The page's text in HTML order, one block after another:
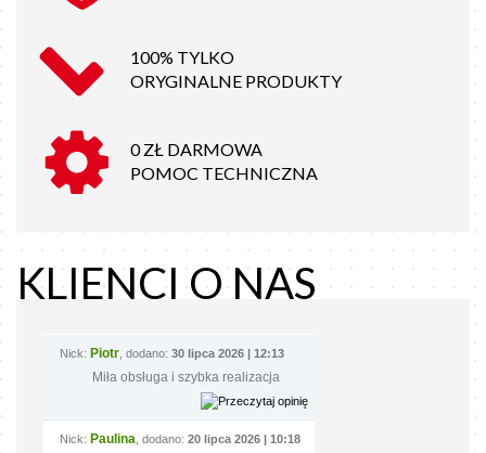
100% TYLKO
ORYGINALNE PRODUKTY
0 ZŁ DARMOWA
POMOC TECHNICZNA
KLIENCI O NAS
Nick: Piotr , dodano: 30 lipca 2026 | 12:13
Miła obsługa i szybka realizacja
Nick: Paulina , dodano: 20 lipca 2026 | 10:18